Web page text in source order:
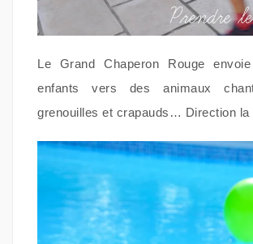
Le Grand Chaperon Rouge
enfants vers des animaux
grenouilles et crapauds… Direction la